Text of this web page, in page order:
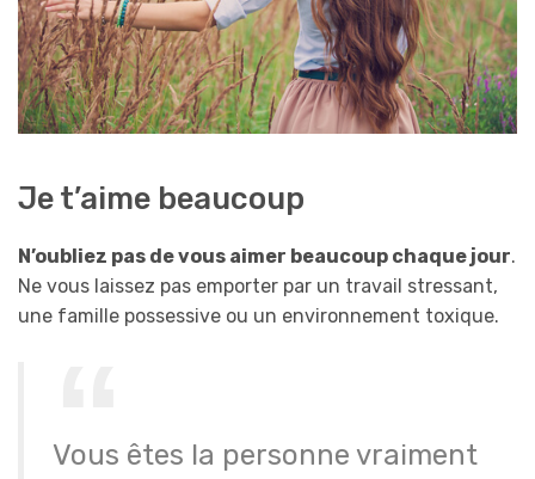
Je t’aime beaucoup
N’oubliez pas de vous aimer beaucoup chaque jour.
Ne vous laissez pas emporter par un travail stressant,
une famille possessive ou un environnement toxique.
Vous êtes la personne vraiment